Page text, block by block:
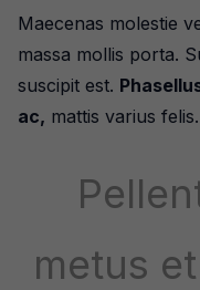
Maecenas molestie
massa mollis porta.
suscipit est.
ac, mattis varius felis.
metus